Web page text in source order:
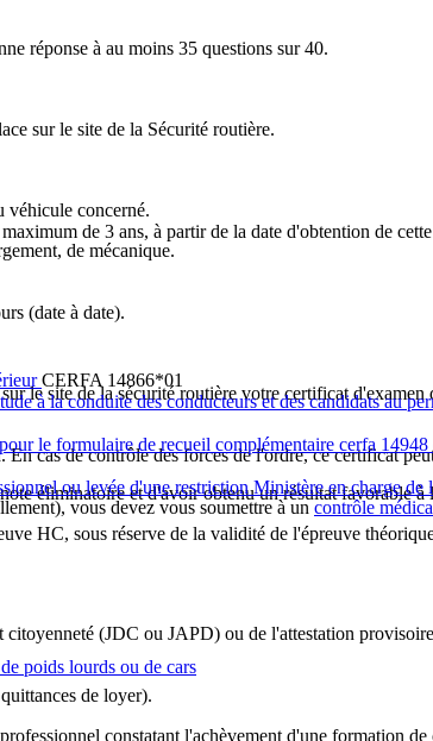
(JDC ou JAPD) ou de l'attestation
de loyer).
constatant l'achèvement d'une formation de
réponse à au moins 35 questions sur 40.
véhicule concerné.
de mécanique.
éliminatoire et d'avoir obtenu un résultat favorable
HC, sous réserve de la validité de l'épreuve
sur le site de la Sécurité routière.
de 3 ans, à partir de la date d'obtention de
(date à date).
le site de la sécurité routière votre certificat d'examen
cas de contrôle des forces de l'ordre, ce certificat
vous devez vous soumettre à un contrôle
CERFA 14866*01
à la conduite des conducteurs et des candidats au
le formulaire de recueil complémentaire cerfa 14948
ou levée d'une restriction Ministère en charge de
poids lourds ou de cars